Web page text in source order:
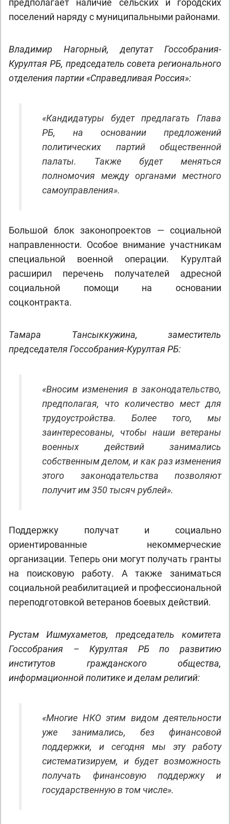
предполагает наличие сельских и городских
поселений наряду с муниципальными районами.
Владимир Нагорный, депутат Госсобрания-
Курултая РБ, председатель совета регионального
отделения партии «Справедливая Россия»:
«Кандидатуры будет предлагать Глава
РБ, на основании предложений
политических партий общественной
палаты. Также будет меняться
полномочия между органами местного
самоуправления».
Большой блок законопроектов — социальной
направленности. Особое внимание участникам
специальной военной операции. Курултай
расширил перечень получателей адресной
социальной помощи на основании
соцконтракта.
Тамара Тансыккужина, заместитель
председателя Госсобрания-Курултая РБ:
«Вносим изменения в законодательство,
предполагая, что количество мест для
трудоустройства. Более того, мы
заинтересованы, чтобы наши ветераны
военных действий занимались
собственным делом, и как раз изменения
этого законодательства позволяют
получит им 350 тысяч рублей».
Поддержку получат и социально
ориентированные некоммерческие
организации. Теперь они могут получать гранты
на поисковую работу. А также заниматься
социальной реабилитацией и профессиональной
переподготовкой ветеранов боевых действий.
Рустам Ишмухаметов, председатель комитета
Госсобрания – Курултая РБ по развитию
институтов гражданского общества,
информационной политике и делам религий:
«Многие НКО этим видом деятельности
уже занимались, без финансовой
поддержки, и сегодня мы эту работу
систематизируем, и будет возможность
получать финансовую поддержку и
государственную в том числе».